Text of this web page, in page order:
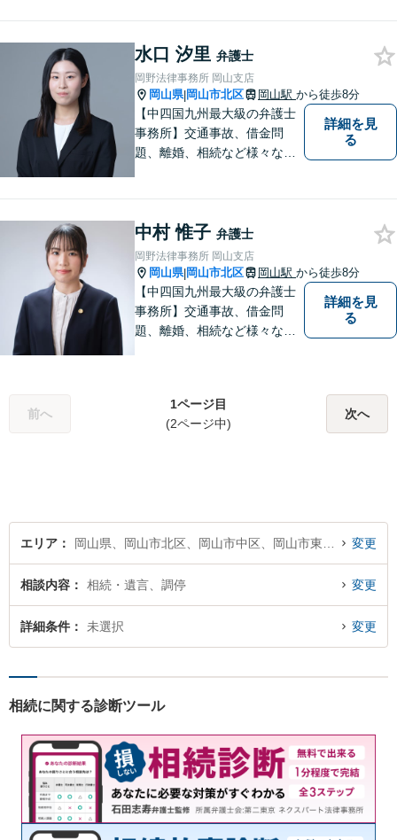
にご相談ください。
水口 汐里 弁護士
岡野法律事務所 岡山支店
岡山県|岡山市北区 岡山駅 から徒歩8分
【中四国九州最大級の弁護士
事務所】交通事故、借金問
題、離婚、相続など様々な問
い！
詳細を見
る
中村 惟子 弁護士
岡野法律事務所 岡山支店
岡山県|岡山市北区 岡山駅 から徒歩8分
【中四国九州最大級の弁護士
事務所】交通事故、借金問
題、離婚、相続など様々な問
詳細を見
る
前へ
1ページ目
(2ページ中)
次へ
エリア 変更
相談内容 相続・遺言、調停 変更
詳細条件 未選択 変更
相続に関する診断ツール